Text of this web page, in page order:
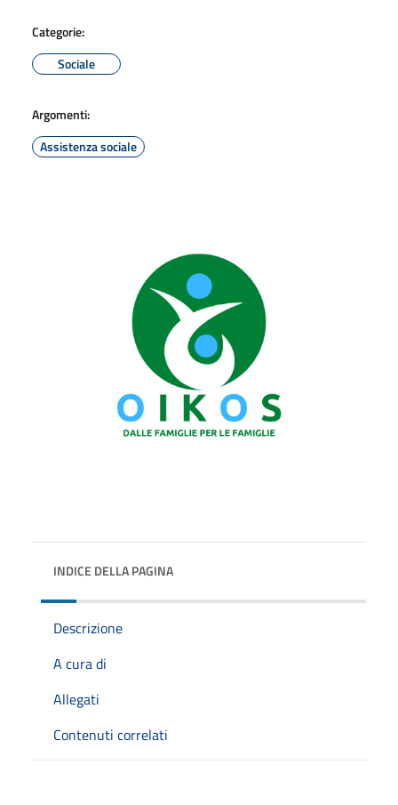
Categorie:
Sociale
Argomenti:
Assistenza sociale
INDICE DELLA PAGINA
Descrizione
A cura di
Allegati
Contenuti correlati